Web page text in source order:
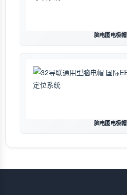
脑电图电极帽
脑电图电极帽